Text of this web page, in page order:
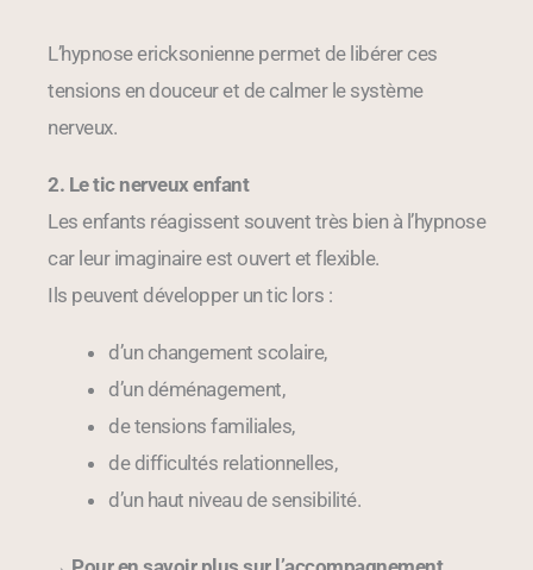
L’hypnose ericksonienne permet de libérer ces
tensions en douceur et de calmer le système
nerveux.
2. Le tic nerveux enfant
Les enfants réagissent souvent très bien à l’hypnose
car leur imaginaire est ouvert et flexible.
Ils peuvent développer un tic lors :
d’un changement scolaire,
d’un déménagement,
de tensions familiales,
de difficultés relationnelles,
d’un haut niveau de sensibilité.